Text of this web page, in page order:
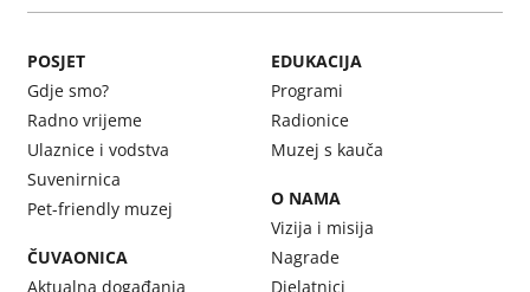
POSJET
Gdje smo?
Radno vrijeme
Ulaznice i vodstva
Suvenirnica
Pet-friendly muzej
ČUVAONICA
Aktualna događanja
EDUKACIJA
Programi
Radionice
Muzej s kauča
O NAMA
Vizija i misija
Nagrade
Djelatnici